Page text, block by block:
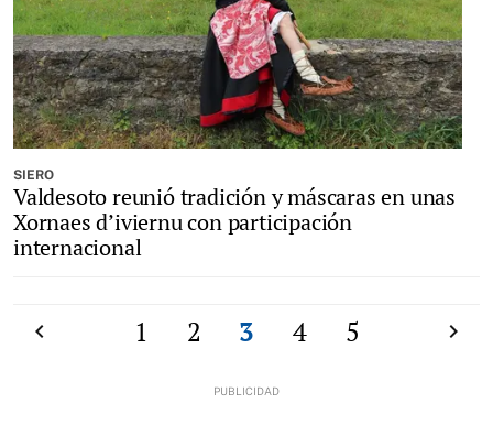
SIERO
Valdesoto reunió tradición y máscaras en unas
Xornaes d’iviernu con participación
internacional
1 2 3 4 5